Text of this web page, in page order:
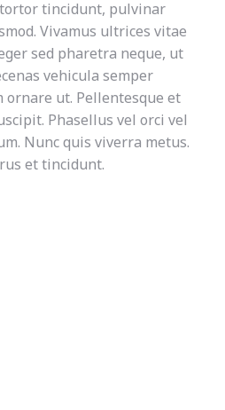
tincidunt, pulvinar
Vivamus ultrices vitae
sed pharetra neque, ut
vehicula semper
ornare ut. Pellentesque et
Phasellus vel orci vel
Nunc quis viverra metus.
et tincidunt.